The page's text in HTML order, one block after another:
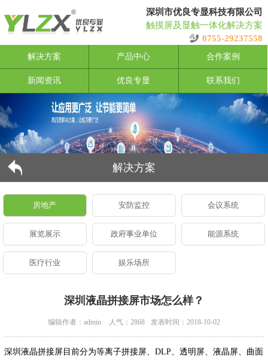
深圳市优良专显科技有限公司
触摸屏及显触一体化解决方案
0755-29237558
解决方案
产品中心 合作案例
新闻资讯 优良专显 联系我们
解决方案
房地产 安防监控 会议系统
展览展示 政府事业单位 能源系统
医疗行业 娱乐场所
深圳液晶拼接屏市场怎么样？
编辑作者：admin 人气：2868 发表时间：2018-10-02
深圳液晶拼接屏目前分为等离子拼接屏、DLP、透明屏、液晶屏、曲面